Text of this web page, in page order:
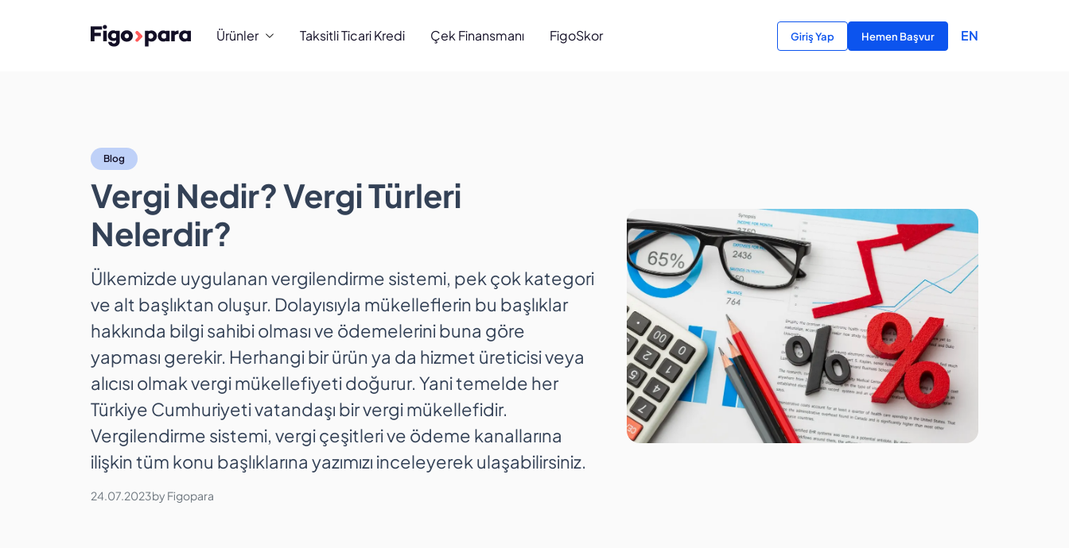
Ürünler Taksitli Ticari Kredi Çek Finansmanı FigoSkor Giriş Yap Hemen Başvur EN
Blog
Vergi Nedir? Vergi Türleri
Nelerdir?
Ülkemizde uygulanan vergilendirme sistemi, pek çok kategori
ve alt başlıktan oluşur. Dolayısıyla mükelleflerin bu başlıklar
hakkında bilgi sahibi olması ve ödemelerini buna göre
yapması gerekir. Herhangi bir ürün ya da hizmet üreticisi veya
alıcısı olmak vergi mükellefiyeti doğurur. Yani temelde her
Türkiye Cumhuriyeti vatandaşı bir vergi mükellefidir.
Vergilendirme sistemi, vergi çeşitleri ve ödeme kanallarına
ilişkin tüm konu başlıklarına yazımızı inceleyerek ulaşabilirsiniz.
24.07.2023by Figopara